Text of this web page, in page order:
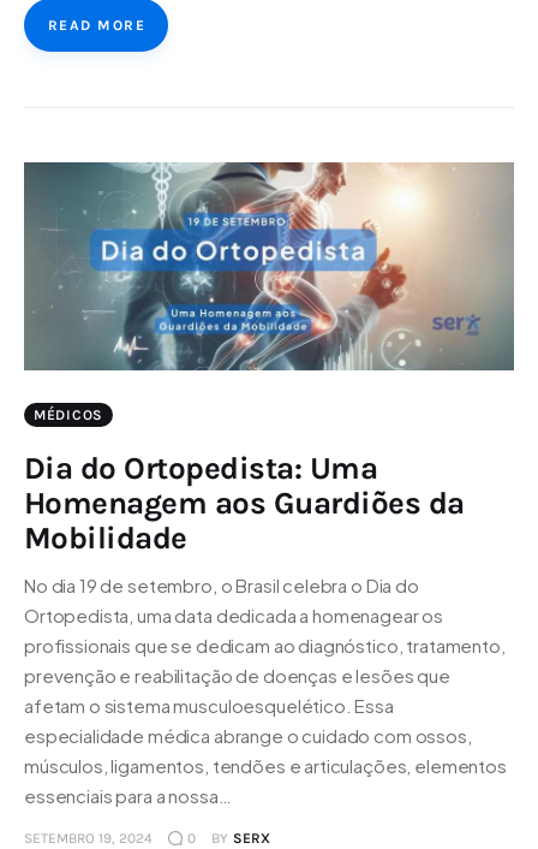
READ MORE
MÉDICOS
Dia do Ortopedista: Uma
Homenagem aos Guardiões da
Mobilidade
No dia 19 de setembro, o Brasil celebra o Dia do
Ortopedista, uma data dedicada a homenagear os
profissionais que se dedicam ao diagnóstico, tratamento,
prevenção e reabilitação de doenças e lesões que
afetam o sistema musculoesquelético. Essa
especialidade médica abrange o cuidado com ossos,
músculos, ligamentos, tendões e articulações, elementos
essenciais para a nossa…
SETEMBRO 19, 2024 0 BY SERX